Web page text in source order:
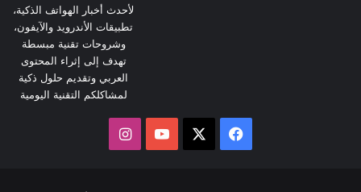
لأحدث أخبار الهواتف الذكية،
تطبيقات الأندرويد والآيفون،
وشروحات تقنية مبسطة
تهدف إلى إثراء المحتوى
العربي وتقديم حلول ذكية
لمشاكلكم التقنية اليومية
فيسبوك ‫YouTubeانستقرام